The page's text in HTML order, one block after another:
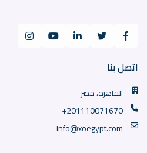
اتصل بنا
القاهرة، مصر
+201110071670
info@xoegypt.com